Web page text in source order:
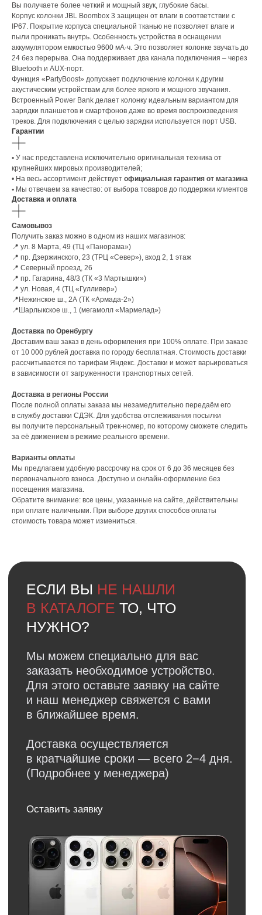
Вы получаете более четкий и мощный звук, глубокие басы.
Корпус колонки JBL Boombox 3 защищен от влаги в соответствии с
IP67. Покрытие корпуса специальной тканью не позволяет влаге и
пыли проникать внутрь. Особенность устройства в оснащении
аккумулятором емкостью 9600 мА·ч. Это позволяет колонке звучать до
24 без перерыва. Она поддерживает два канала подключения ‒ через
Bluetooth и AUX-порт.
Функция «PartyBoost» допускает подключение колонки к другим
акустическим устройствам для более яркого и мощного звучания.
Встроенный Power Bank делает колонку идеальным вариантом для
зарядки планшетов и смартфонов даже во время воспроизведения
треков. Для подключения с целью зарядки используется порт USB.
Гарантии
• У нас представлена исключительно оригинальная техника от
крупнейших мировых производителей;
• На весь ассортимент действует официальная гарантия от магазина
• Мы отвечаем за качество: от выбора товаров до поддержки клиентов
Доставка и оплата
Самовывоз
Получить заказ можно в одном из наших магазинов:
📍 ул. 8 Марта, 49 (ТЦ «Панорама»)
📍 пр. Дзержинского, 23 (ТРЦ «Север»), вход 2, 1 этаж
📍 Северный проезд, 26
📍 пр. Гагарина, 48/3 (ТК «3 Мартышки»)
📍 ул. Новая, 4 (ТЦ «Гулливер»)
📍Нежинское ш., 2А (ТК «Армада-2»)
📍Шарлыкское ш., 1 (мегамолл «Мармелад»)
Доставка по Оренбургу
Доставим ваш заказ в день оформления при 100% оплате. При заказе
от 10 000 рублей доставка по городу бесплатная. Стоимость доставки
рассчитывается по тарифам Яндекс. Доставки и может варьироваться
в зависимости от загруженности транспортных сетей.
Доставка в регионы России
После полной оплаты заказа мы незамедлительно передаём его
в службу доставки СДЭК. Для удобства отслеживания посылки
вы получите персональный трек-номер, по которому сможете следить
за её движением в режиме реального времени.
Варианты оплаты
Мы предлагаем удобную рассрочку на срок от 6 до 36 месяцев без
первоначального взноса. Доступно и онлайн-оформление без
посещения магазина.
Обратите внимание: все цены, указанные на сайте, действительны
при оплате наличными. При выборе других способов оплаты
стоимость товара может измениться.
Мы можем специально для вас
заказать необходимое устройство.
Для этого оставьте заявку на сайте
и наш менеджер свяжется с вами
Доставка осуществляется
в кратчайшие сроки — всего 2−4 дня.
(Подробнее у менеджера)
ЕСЛИ ВЫНЕ НАШЛИ
В КАТАЛОГЕ ТО, ЧТО
НУЖНО?
Нужна консультация?
Обратная связь
Оставьте заявку и мы свяжемся
с вами в ближайшее время